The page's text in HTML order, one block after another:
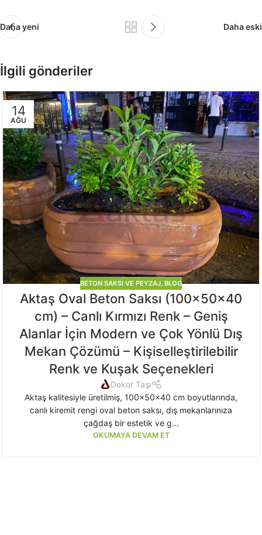
Daha yeni Daha eski
İlgili gönderiler
14
AĞU
BETON SAKSI VE PEYZAJ BLOG
Aktaş Oval Beton Saksı (100x50x40
cm) – Canlı Kırmızı Renk – Geniş
Alanlar İçin Modern ve Çok Yönlü Dış
Mekan Çözümü – Kişiselleştirilebilir
Renk ve Kuşak Seçenekleri
Dekor Taşı
Aktaş kalitesiyle üretilmiş, 100x50x40 cm boyutlarında,
canlı kiremit rengi oval beton saksı, dış mekanlarınıza
çağdaş bir estetik ve g...
OKUMAYA DEVAM ET